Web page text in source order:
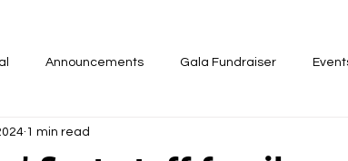
Announcements Gala Fundraiser
Vida Program
1 min read